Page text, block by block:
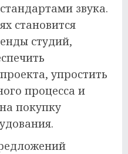
звука.
становится
студий,
упростить
процесса и
покупку